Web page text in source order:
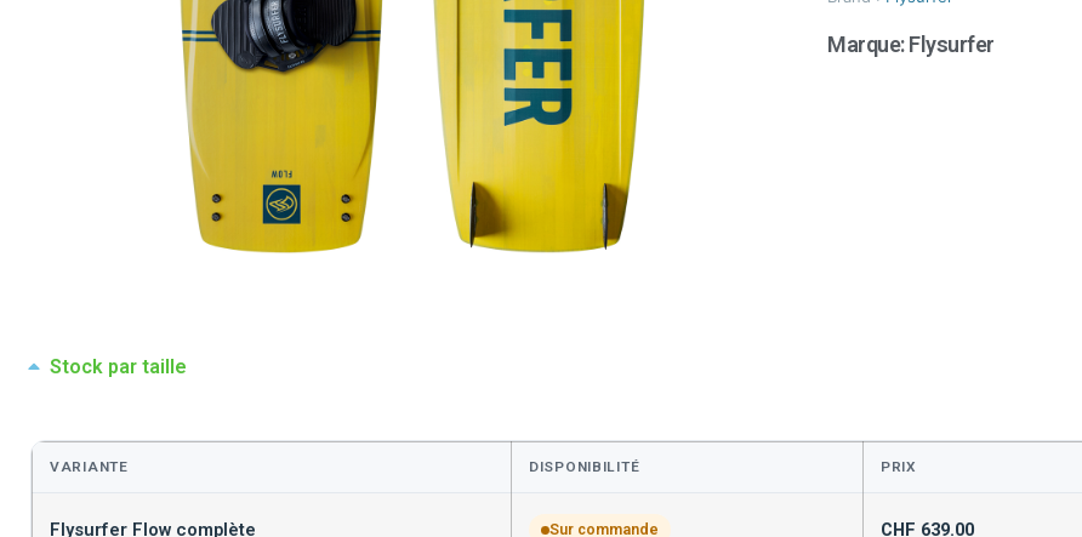
Marque:Flysurfer
Stock par taille
VARIANTE DISPONIBILITÉ PRIX
Flysurfer Flow complète Sur commande CHF 639.00